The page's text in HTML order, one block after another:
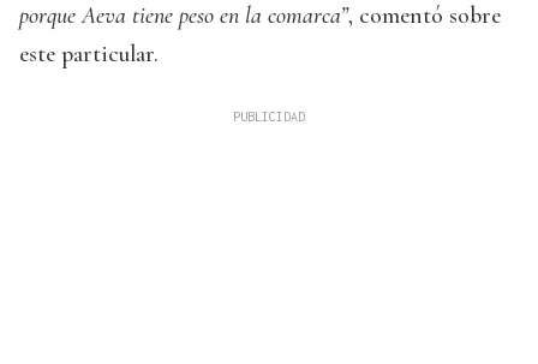
porque Aeva tiene peso en la comarca”, comentó sobre
este particular.